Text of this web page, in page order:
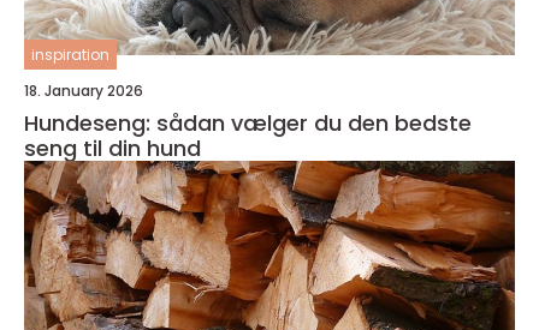
inspiration
18. January 2026
Hundeseng: sådan vælger du den bedste
seng til din hund